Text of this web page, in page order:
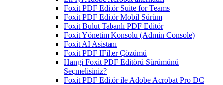
Foxit PDF Editör Suite for Teams
Foxit PDF Editör Mobil Sürüm
Foxit Bulut Tabanlı PDF Editör
Foxit Yönetim Konsolu (Admin Console)
Foxit AI Asistanı
Foxit PDF IFilter Çözümü
Hangi Foxit PDF Editörü Sürümünü
Seçmelisiniz?
Foxit PDF Editör ile Adobe Acrobat Pro DC